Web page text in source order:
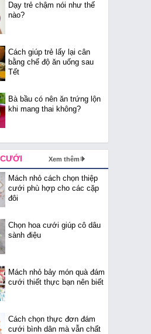
Dạy trẻ chậm nói như thế
nào?
Cách giúp trẻ lấy lại cân
bằng chế độ ăn uống sau
Tết
Bà bầu có nên ăn trứng lộn
khi mang thai không?
Xem thêm
Mách nhỏ cách chọn thiệp
cưới phù hợp cho các cặp
đôi
Chọn hoa cưới giúp cô dâu
sành điệu
Mách nhỏ bảy món quà đám
cưới thiết thực bạn nên biết
Cách chọn thực đơn đám
cưới bình dân mà vẫn chất